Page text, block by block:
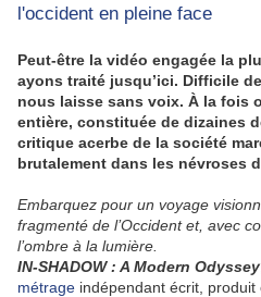
l'occident en pleine face
Peut-être la vidéo engagée la
ayons traité jusqu’ici. Difficile
nous laisse sans voix. À la fois
entière, constituée de dizaines
critique acerbe de la société
brutalement dans les névroses
Embarquez pour un voyage
fragmenté de l’Occident et, avec
l’ombre à la lumière.
IN-SHADOW : A Modern Odyssey
métrage indépendant écrit, produit